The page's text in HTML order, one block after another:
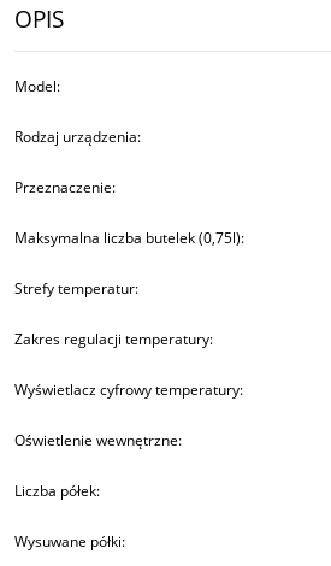
OPIS
Model:
Rodzaj urządzenia:
Przeznaczenie:
Maksymalna liczba butelek (0,75l):
Strefy temperatur:
Zakres regulacji temperatury:
Wyświetlacz cyfrowy temperatury:
Oświetlenie wewnętrzne:
Liczba półek:
Wysuwane półki: